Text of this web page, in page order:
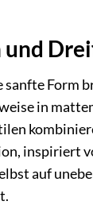
Form
in
inspiriert
auf